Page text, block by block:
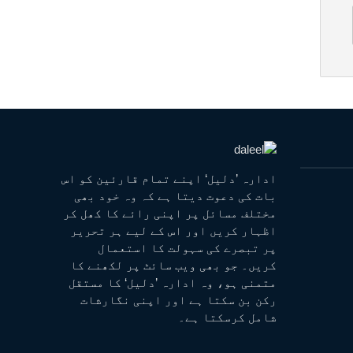
ادارہ ’دلیل‘ اپنے تمام قارئین کو اس
بات کی دعوت دیتا ہے کہ وہ خود بھی
مختلف مسائل پر اپنی رائے کا کھل کر
اظہار کریں اور اس کے لیے ہر تحریر
پر تبصرے کی سہولت کا استعمال
کریں۔ جو بھی ویب سائٹ پر لکھنے کا
متمنی ہو، وہ ادارہ ’دلیل‘ کا مستقل
رکن بن سکتا ہے اور اپنی نگارشات
شامل کرسکتا ہے۔